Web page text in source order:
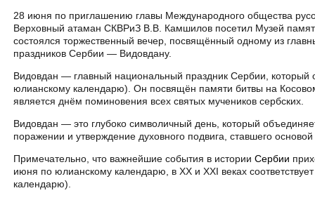
28 июня по приглашению главы Международного общества
Верховный атаман СКВРиЗ В.В. Камшилов посетил Музей
состоялся торжественный вечер, посвящённый одному из
праздников Сербии — Видовдану.
Видовдан — главный национальный праздник Сербии,
юлианскому календарю). Он посвящён памяти битвы на
является днём поминовения всех святых мучеников сербских.
Видовдан — это глубоко символичный день, который
поражении и утверждение духовного подвига, ставшего
Примечательно, что важнейшие события в истории Сербии
июня по юлианскому календарю, в XX и XXI веках
календарю).